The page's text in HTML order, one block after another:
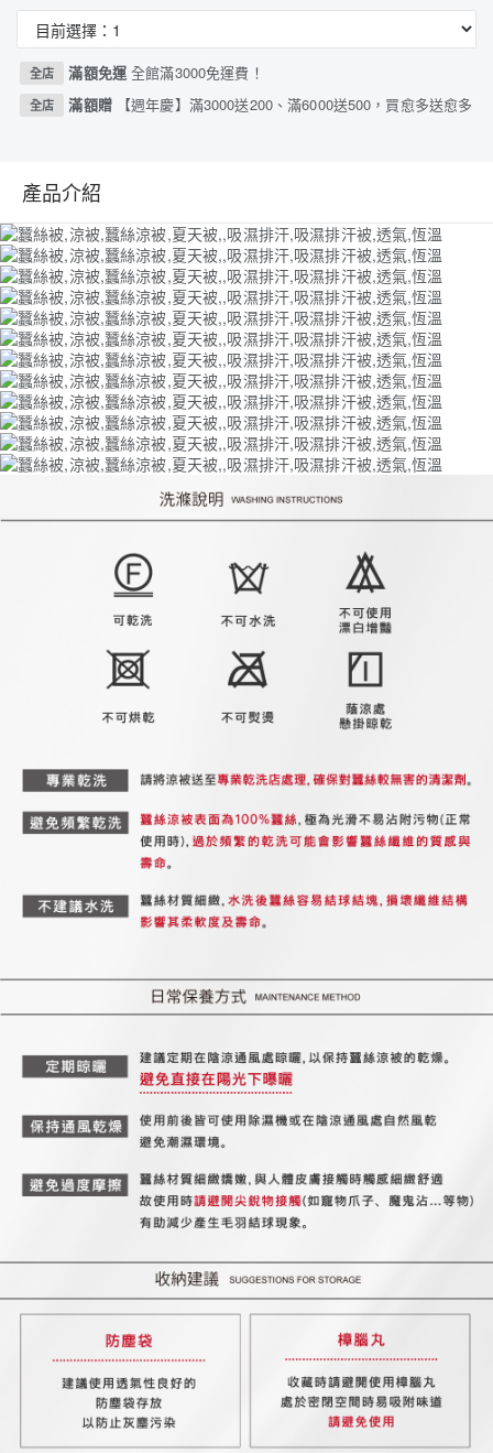
全店 滿額免運全館滿3000免運費！
全店 滿額贈 【週年慶】滿3000送200、滿6000送500，買愈多送愈多
產品介紹